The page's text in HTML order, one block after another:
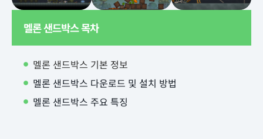
멜론 샌드박스 목차
멜론 샌드박스 기본 정보
멜론 샌드박스 다운로드 및 설치 방법
멜론 샌드박스 주요 특징